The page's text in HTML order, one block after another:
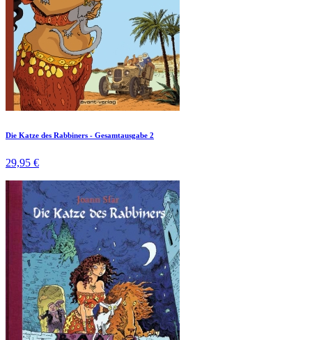
Die Katze des Rabbiners - Gesamtausgabe 2
29,95 €